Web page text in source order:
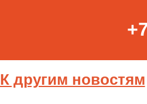
К другим новостям